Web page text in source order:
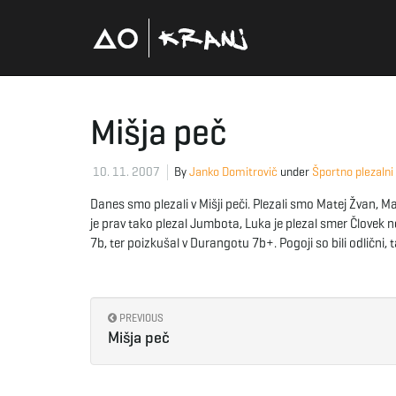
Mišja peč
10. 11. 2007 ByJanko Domitrovič under Športno plezalni
Danes smo plezali v Mišji peči. Plezali smo Matej Žvan,
je prav tako plezal Jumbota, Luka je plezal smer Človek
7b, ter poizkušal v Durangotu 7b+. Pogoji so bili odlični,
PREVIOUS
Mišja peč